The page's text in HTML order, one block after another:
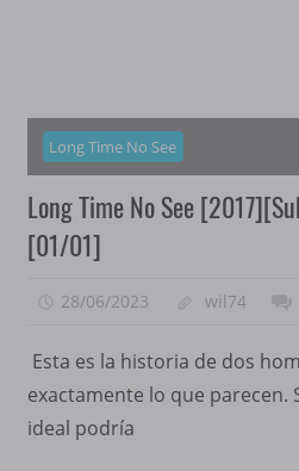
Long Time No See
Long Time No See
[01/01]
28/06/2023 wil74
Esta es la historia de dos
exactamente lo que parecen.
ideal podría